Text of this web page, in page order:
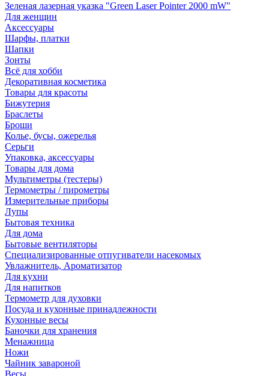
Зеленая лазерная указка "Green Laser Pointer 2000 mW"
Для женщин
Аксессуары
Шарфы, платки
Шапки
Зонты
Всё для хобби
Декоративная косметика
Товары для красоты
Бижутерия
Браслеты
Броши
Колье, бусы, ожерелья
Серьги
Упаковка, аксессуары
Товары для дома
Мультиметры (тестеры)
Термометры / пирометры
Измерительные приборы
Лупы
Бытовая техника
Для дома
Бытовые вентиляторы
Специализированные отпугиватели насекомых
Увлажнитель, Ароматизатор
Для кухни
Для напитков
Термометр для духовки
Посуда и кухонные принадлежности
Кухонные весы
Баночки для хранения
Менажница
Ножи
Чайник завароной
Весы